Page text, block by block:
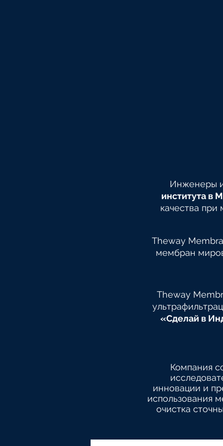
Инженеры
института в
качества при
Theway
мембран
Theway
«Сделай в
Компания
инновации и
использования
очистка